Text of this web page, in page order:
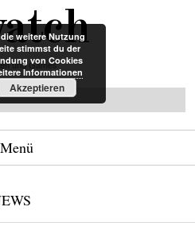
und Games
Menü
weitere Nutzung
stimmst du der
von Cookies
Informationen
Akzeptieren